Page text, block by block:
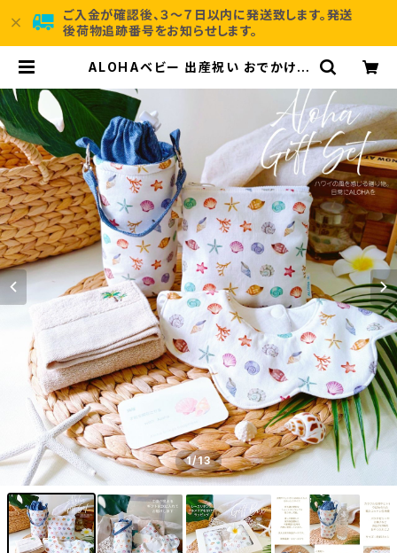
ご入金が確認後、３～７日以内に発送致します。発送
後荷物追跡番号をお知らせします。
ALOHAベビー 出産祝い おでかけギ
柄 ベビーギフトセット（保冷ボトル
ケース＆スタイ＆保冷ポーチ＆タオル）
| pinastyle
1/13